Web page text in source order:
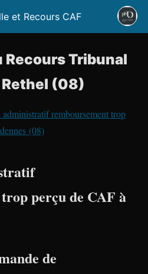
et Recours CAF
Recours Tribunal
(08)
administratif remboursement trop
(08)
perçu de CAF à
de